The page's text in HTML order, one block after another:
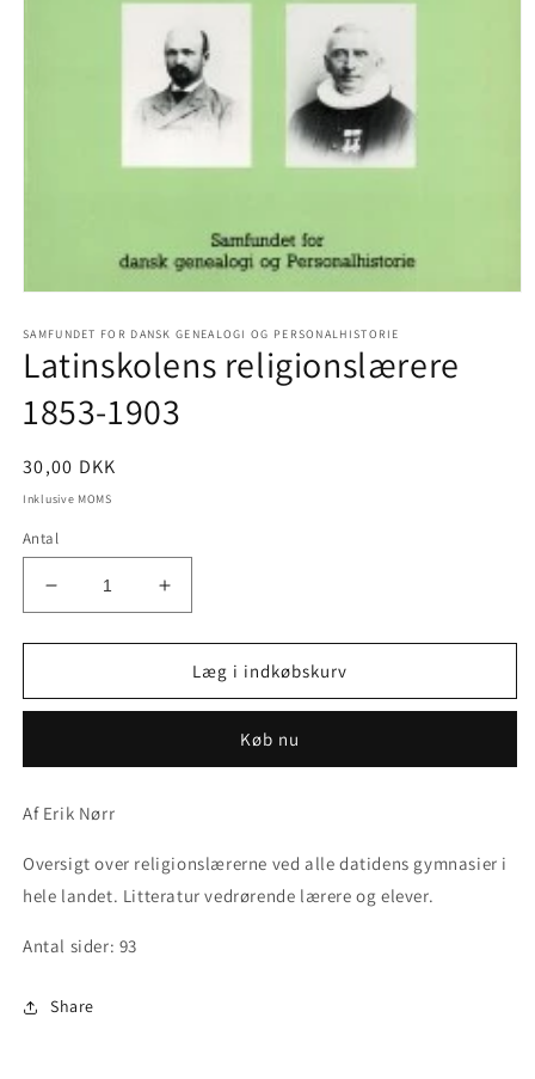
1
modus
SAMFUNDET FOR DANSK GENEALOGI OG PERSONALHISTORIE
Latinskolens religionslærere
1853-1903
Normalpris
30,00 DKK
Inklusive MOMS
Antal
Reducer
antallet
for
religionslærere
Øg
antallet
for
Latinskolens
religionslærere
Læg i indkøbskurv
Køb nu
Af Erik Nørr
Oversigt over religionslærerne ved alle datidens gymnasier i
hele landet. Litteratur vedrørende lærere og elever.
Antal sider: 93
Share